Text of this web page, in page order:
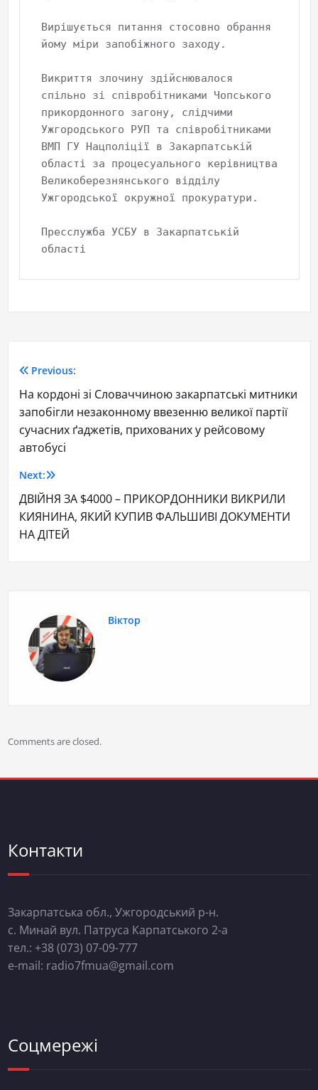
Вирішується питання стосовно обрання
йому міри запобіжного заходу.
Викриття злочину здійснювалося
спільно зі співробітниками Чопського
прикордонного загону, слідчими
Ужгородського РУП та співробітниками
ВМП ГУ Нацполіції в Закарпатській
області за процесуального керівництва
Великоберезнянського відділу
Ужгородської окружної прокуратури.
Пресслужба УСБУ в Закарпатській
області
Previous:
На кордоні зі Словаччиною закарпатські митники
запобігли незаконному ввезенню великої партії
сучасних ґаджетів, прихованих у рейсовому
автобусі
Next:
ДВІЙНЯ ЗА $4000 – ПРИКОРДОННИКИ ВИКРИЛИ
КИЯНИНА, ЯКИЙ КУПИВ ФАЛЬШИВІ ДОКУМЕНТИ
НА ДІТЕЙ
Віктор
Comments are closed.
Контакти
Закарпатська обл., Ужгородський р-н.
с. Минай вул. Патруса Карпатського 2-а
тел.: +38 (073) 07-09-777
e-mail: radio7fmua@gmail.com
Соцмережі